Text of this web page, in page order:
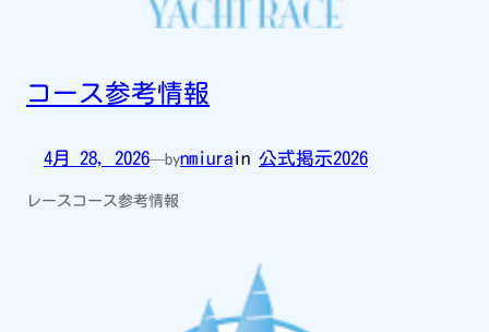
コース参考情報
4月 28, 2026—bynmiurain 公式掲示2026
レースコース参考情報